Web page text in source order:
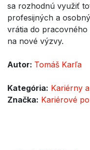
sa rozhodnú využiť
profesijných a
vrátia do pracovného
na nové výzvy.
Autor: Tomáš Karľa
Kategória: Kariérny
Značka: Kariérové